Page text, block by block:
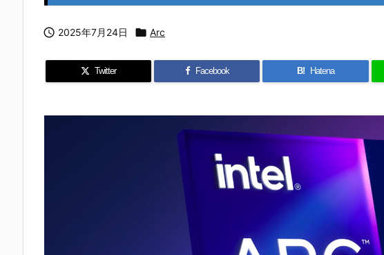
 2025年7月24日  Arc
Twitter Facebook B! Hatena